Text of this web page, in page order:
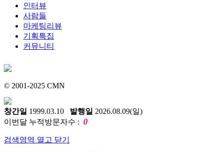
인터뷰
사람들
마케팅리뷰
기획특집
커뮤니티
© 2001-2025 CMN
창간일 1999.03.10 발행일 2026.08.09(일)
이번달 누적방문자수 : 0
검색영역 열고 닫기